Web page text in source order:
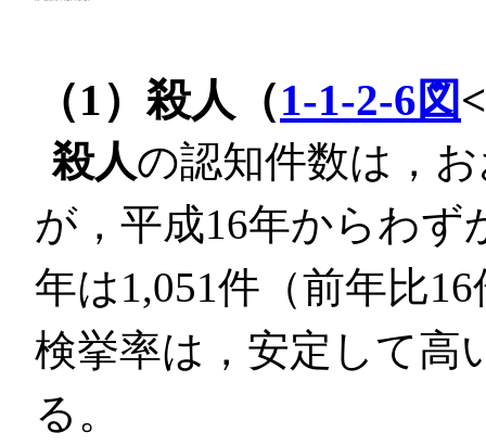
（1）殺人（1-1-2-6図
殺人の認知件数は，
が，平成16年からわず
年は1,051件（前年比
検挙率は，安定して高
る。